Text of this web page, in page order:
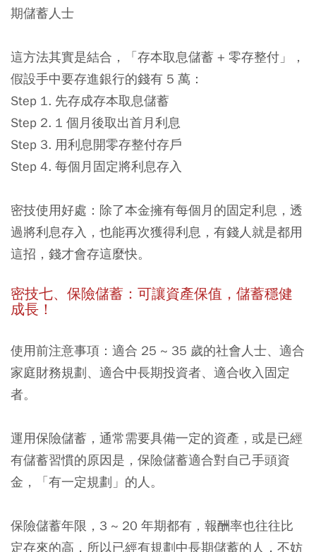
期儲蓄人士
這方法其實是結合，「存本取息儲蓄 + 零存整付」，
假設手中要存進銀行的錢有 5 萬：
Step 1. 先存成存本取息儲蓄
Step 2. 1 個月後取出首月利息
Step 3. 用利息開零存整付存戶
Step 4. 每個月固定將利息存入
密技使用好處：除了本金擁有每個月的固定利息，透
過將利息存入，也能再次獲得利息，有錢人就是都用
這招，錢才會存這麼快。
密技七、保險儲蓄：可讓資產保值，儲蓄穩健
成長！
使用前注意事項：適合 25 ~ 35 歲的社會人士、適合
家庭財務規劃、適合中長期投資者、適合收入固定
者。
運用保險儲蓄，通常需要具備一定的資產，或是已經
有儲蓄習慣的原因是，保險儲蓄適合對自己手頭資
金，「有一定規劃」的人。
保險儲蓄年限，3 ~ 20 年期都有，報酬率也往往比
定存來的高，所以已經有規劃中長期儲蓄的人，不妨